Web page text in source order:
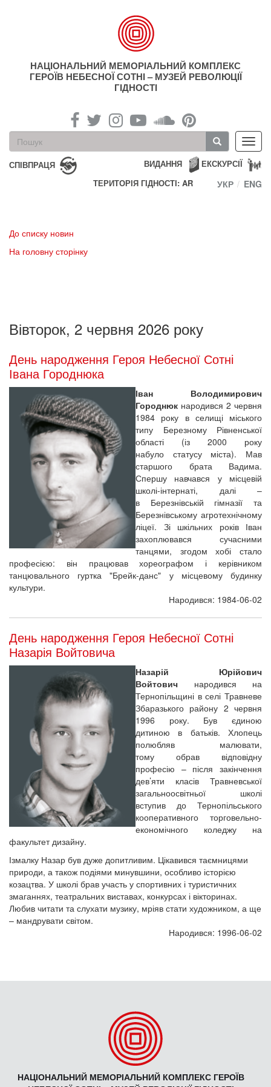
НАЦІОНАЛЬНИЙ МЕМОРІАЛЬНИЙ КОМПЛЕКС
ГЕРОЇВ НЕБЕСНОЇ СОТНІ – МУЗЕЙ РЕВОЛЮЦІЇ
ГІДНОСТІ
Пошукова
форма
Пошук
СПІВПРАЦЯ ЕКСКУРСІЇ
ВИДАННЯ
ТЕРИТОРІЯ ГІДНОСТІ: AR
УКР ENG
До списку новин
На головну сторінку
Вівторок, 2 червня 2026 року
День народження Героя Небесної Сотні
Івана Городнюка
Іван Володимирович
Городнюк народився 2 червня
1984 року в селищі міського
типу Березному Рівненської
області (із 2000 року
набуло статусу міста). Мав
старшого брата Вадима.
Спершу навчався у місцевій
школі-інтернаті, далі –
в Березнівській гімназії та
Березнівському агротехнічному
ліцеї. Зі шкільних років Іван
захоплювався сучасними
танцями, згодом хобі стало
професією: він працював хореографом і керівником
танцювального гуртка "Брейк-данс" у місцевому будинку
культури.
Народився: 1984-06-02
День народження Героя Небесної Сотні
Назарія Войтовича
Назарій Юрійович
Войтович народився на
Тернопільщині в селі Травневе
Збаразького району 2 червня
1996 року. Був єдиною
дитиною в батьків. Хлопець
полюбляв малювати,
тому обрав відповідну
професію – після закінчення
дев’яти класів Травневської
загальноосвітньої школі
вступив до Тернопільського
кооперативного торговельно-
економічного коледжу на
факультет дизайну.
Ізмалку Назар був дуже допитливим. Цікавився таємницями
природи, а також подіями минувшини, особливо історією
козацтва. У школі брав участь у спортивних і туристичних
змаганнях, театральних виставах, конкурсах і вікторинах.
Любив читати та слухати музику, мріяв стати художником, а ще
– мандрувати світом.
Народився: 1996-06-02
НАЦІОНАЛЬНИЙ МЕМОРІАЛЬНИЙ КОМПЛЕКС ГЕРОЇВ